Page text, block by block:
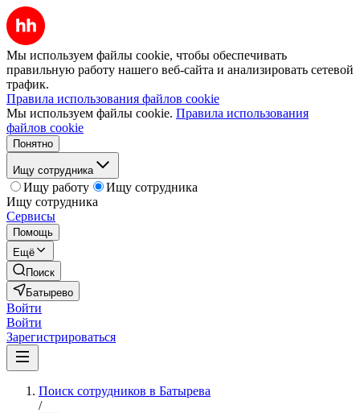
Мы используем файлы cookie, чтобы обеспечивать
правильную работу нашего веб-сайта и анализировать сетевой
трафик.
Правила использования файлов cookie
Мы используем файлы cookie. Правила использования
файлов cookie
Понятно
Ищу сотрудника
Ищу работу
Ищу сотрудника
Ищу сотрудника
Сервисы
Помощь
Ещё
Поиск
Батырево
Войти
Войти
Зарегистрироваться
Поиск сотрудников в Батырева
/